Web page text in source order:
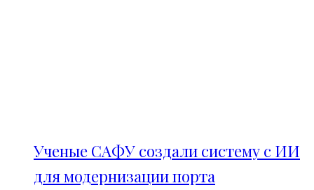
Ученые САФУ создали систему с ИИ
для модернизации порта